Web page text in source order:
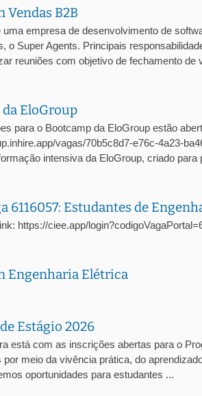
Vendas B2B
uma empresa de desenvolvimento de
o Super Agents. Principais
reuniões com objetivo de fechamento de
EloGroup
para o Bootcamp da EloGroup estão
vagas/70b5c8d7-e76c-4a23-
intensiva da EloGroup, criado
6116057: Estudantes de
https://ciee.app/
Engenharia Elétrica
Estágio 2026
está com as inscrições abertas para o
por meio da vivência prática, do
oportunidades para estudantes ...